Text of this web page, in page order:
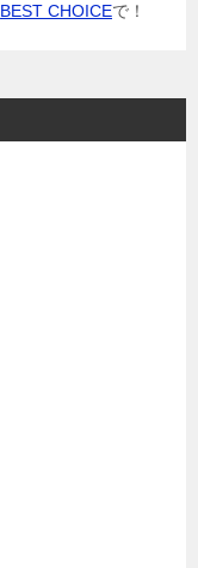
BEST CHOICEで！